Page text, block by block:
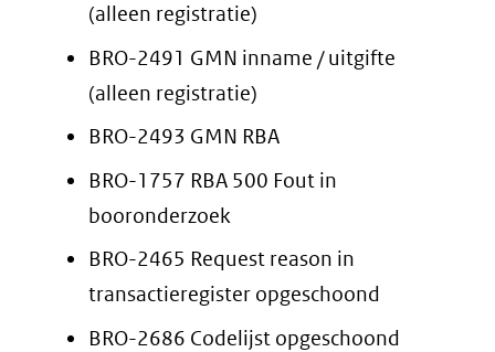
(alleen registratie)
BRO-2491 GMN inname / uitgifte
(alleen registratie)
BRO-2493 GMN RBA
BRO-1757 RBA 500 Fout in
booronderzoek
BRO-2465 Request reason in
transactieregister opgeschoond
BRO-2686 Codelijst opgeschoond